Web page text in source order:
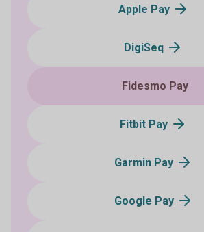
Apple Pay
DigiSeq
Fidesmo Pay
Fitbit Pay
Garmin Pay
Google Pay